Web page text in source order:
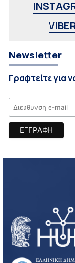
VIBER
Newsletter
Γραφτείτε για